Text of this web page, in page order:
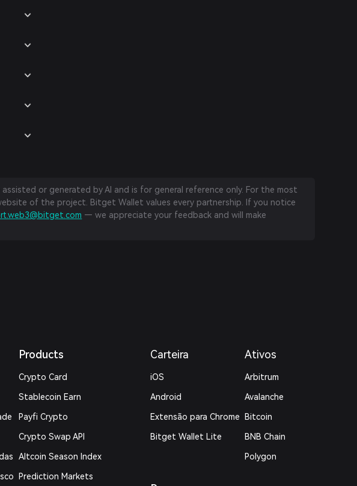
or generated by AI and is for general reference only. For the most
of the project. Bitget Wallet values every partnership. If you notice
— we appreciate your feedback and will make
Products
Crypto Card
Stablecoin Earn
Payfi Crypto
Crypto Swap API
Altcoin Season Index
Prediction Markets
Carteira
iOS
Android
Extensão para Chrome
Bitget Wallet Lite
Ativos
Arbitrum
Avalanche
Bitcoin
BNB Chain
Polygon